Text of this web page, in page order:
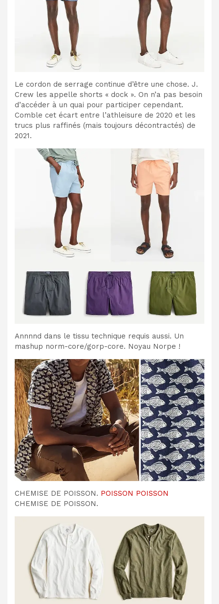
Le cordon de serrage continue d’être une chose. J.
Crew les appelle shorts « dock ». On n’a pas besoin
d’accéder à un quai pour participer cependant.
Comble cet écart entre l’athleisure de 2020 et les
trucs plus raffinés (mais toujours décontractés) de
2021.
Annnnd dans le tissu technique requis aussi. Un
mashup norm-core/gorp-core. Noyau Norpe !
CHEMISE DE POISSON. POISSON POISSON
CHEMISE DE POISSON.